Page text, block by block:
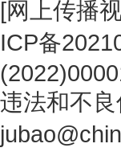
[网上传播
ICP备
违法和不